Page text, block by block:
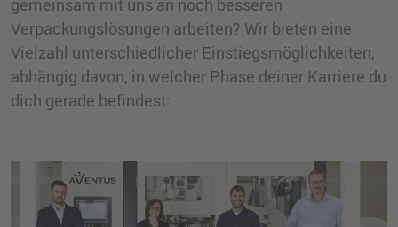
gemeinsam mit uns an noch besseren
Verpackungslösungen arbeiten? Wir bieten eine
Vielzahl unterschiedlicher Einstiegsmöglichkeiten,
abhängig davon, in welcher Phase deiner Karriere du
dich gerade befindest: